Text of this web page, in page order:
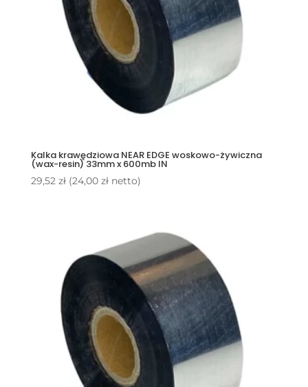
Kalka krawędziowa NEAR EDGE woskowo-żywiczna
(wax-resin) 33mm x 600mb IN
29,52 zł (24,00 złnetto)